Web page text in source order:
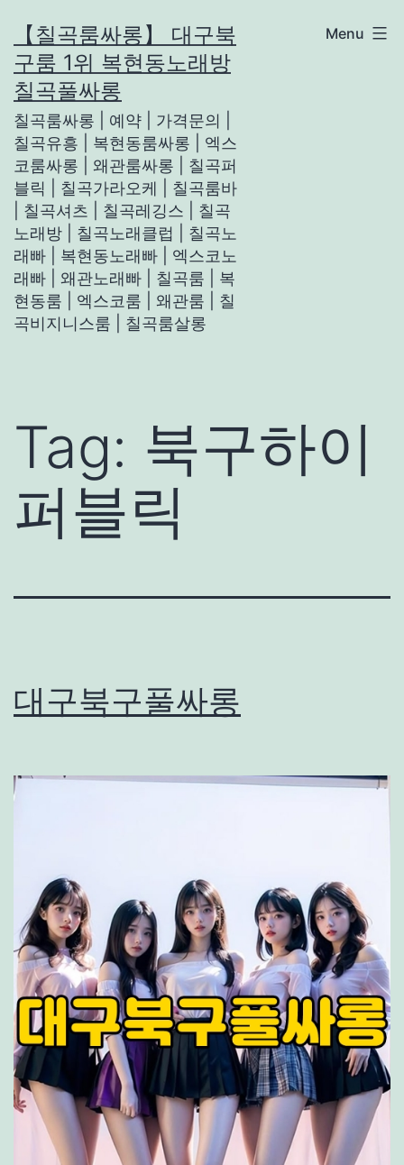
to
content
【칠곡룸싸롱】 대구북
구룸 1위 복현동노래방
칠곡풀싸롱
칠곡룸싸롱 | 예약 | 가격문의 |
칠곡유흥 | 복현동룸싸롱 | 엑스
코룸싸롱 | 왜관룸싸롱 | 칠곡퍼
블릭 | 칠곡가라오케 | 칠곡룸바
| 칠곡셔츠 | 칠곡레깅스 | 칠곡
노래방 | 칠곡노래클럽 | 칠곡노
래빠 | 복현동노래빠 | 엑스코노
래빠 | 왜관노래빠 | 칠곡룸 | 복
현동룸 | 엑스코룸 | 왜관룸 | 칠
곡비지니스룸 | 칠곡룸살롱
Menu
Tag: 북구하이
퍼블릭
대구북구풀싸롱